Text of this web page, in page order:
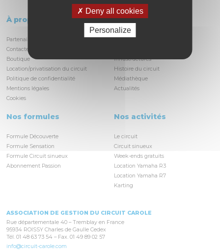
À propos
Partenaires et locataires
Contactez-nous
Boutique
Location/privatisation du circuit
Politique de confidentialité
Mentions légales
Cookies
Le circuit
Informations pratiques
Infrastructures
Histoire du circuit
Médiathèque
Actualités
Nos formules
Formule Découverte
Formule Sensation
Formule Circuit sinueux
Abonnement Passion
Nos activités
Le circuit
Circuit sinueux
Week-ends gratuits
Location Yamaha R3
Location Yamaha R7
Karting
ASSOCIATION DE GESTION DU CIRCUIT CAROLE
Rue départementale 40 – Tremblay en France
95934 ROISSY Charles de Gaulle Cedex
Tél. 01 48 63 73 54 – Fax. 01 49 89 02 57
info@circuit-carole.com
Deny all cookies
Personalize